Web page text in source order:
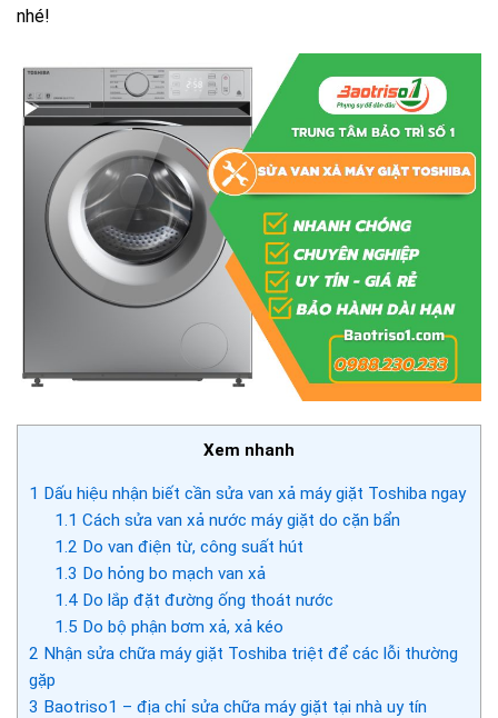
nhé!
Xem nhanh
1 Dấu hiệu nhận biết cần sửa van xả máy giặt Toshiba ngay
1.1 Cách sửa van xả nước máy giặt do cặn bẩn
1.2 Do van điện từ, công suất hút
1.3 Do hỏng bo mạch van xả
1.4Do lắp đặt đường ống thoát nước
1.5 Do bộ phận bơm xả, xả kéo
2 Nhận sửa chữa máy giặt Toshiba triệt để các lỗi thường
gặp
3 Baotriso1 – địa chỉ sửa chữa máy giặt tại nhà uy tín